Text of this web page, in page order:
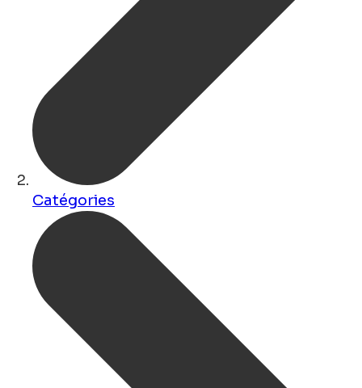
Catégories